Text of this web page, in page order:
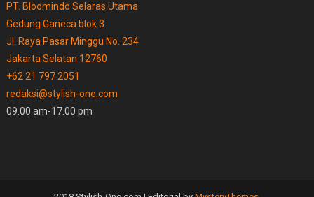
PT. Bloomindo Selaras Utama
Gedung Ganeca blok 3
Jl. Raya Pasar Minggu No. 234
Jakarta Selatan 12760
+62 21 797 2051
redaksi@stylish-one.com
09.00 am-17.00 pm